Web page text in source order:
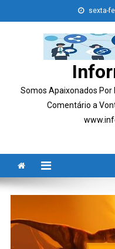
to
sexta-
Somos Apaixonados Por
Comentário a